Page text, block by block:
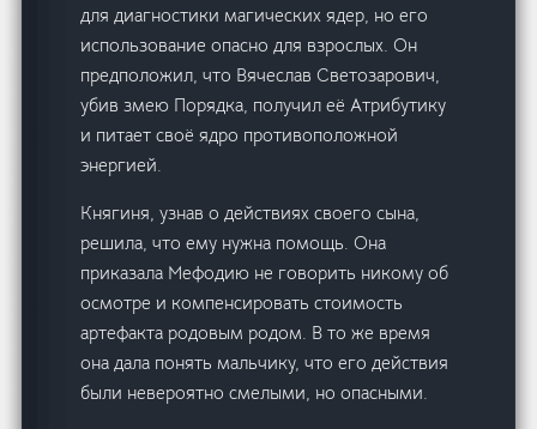
для диагностики магических ядер, но его
использование опасно для взрослых. Он
предположил, что Вячеслав Светозарович,
убив змею Порядка, получил её Атрибутику
и питает своё ядро противоположной
энергией.
Княгиня, узнав о действиях своего сына,
решила, что ему нужна помощь. Она
приказала Мефодию не говорить никому об
осмотре и компенсировать стоимость
артефакта родовым родом. В то же время
она дала понять мальчику, что его действия
были невероятно смелыми, но опасными.